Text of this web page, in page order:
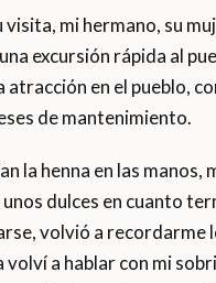
mi hermano, su
excursión rápida al
en el pueblo,
de mantenimiento.
la henna en las
dulces en cuanto
volvió a
volví a hablar con mi